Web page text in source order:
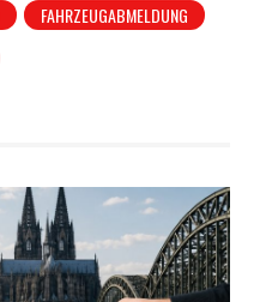
FAHRZEUGABMELDUNG